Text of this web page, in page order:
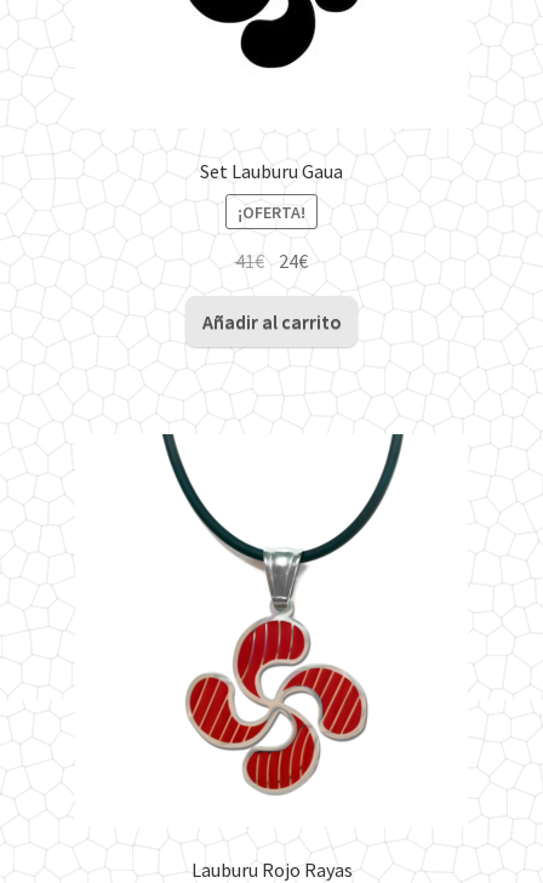
Set Lauburu Gaua
¡OFERTA!
41€ El
precio
original
era:
24€El
precio
actual
es:
24€.
Añadir al carrito
Lauburu Rojo Rayas